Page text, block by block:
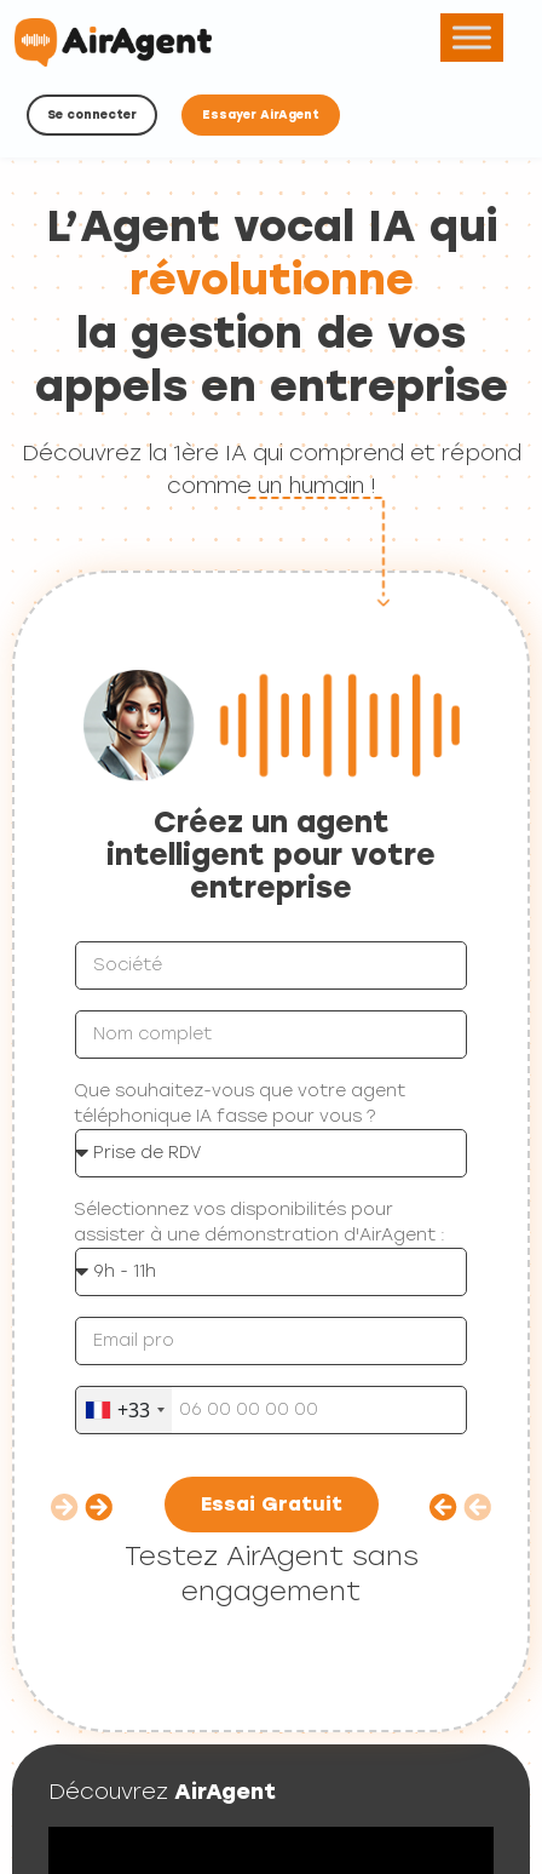
Se connecter Essayer AirAgent
L’Agent vocal IA qui
révolutionne
la gestion de vos
appels en entreprise
Découvrez la 1ère IA qui comprend et répond
comme un humain !
Découvrez AirAgent
Créez un agent
intelligent pour votre
entreprise
Que souhaitez-vous que votre agent
téléphonique IA fasse pour vous ?
Sélectionnez vos disponibilités pour
assister à une démonstration d'AirAgent :
+33
Essai Gratuit
Testez AirAgent sans
engagement